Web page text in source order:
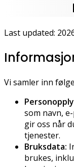
Last updated:
Vi samler inn
som navn,
gir oss når
tjenester.
Bruksdata:
brukes,